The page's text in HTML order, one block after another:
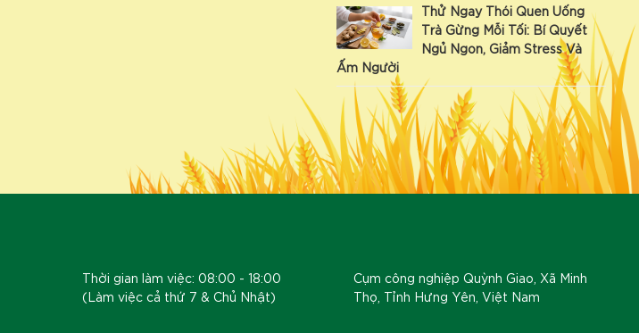
Thử Ngay Thói Quen Uống
Trà Gừng Mỗi Tối: Bí Quyết
Ngủ Ngon, Giảm Stress Và
Ấm Người
Thời gian làm việc: 08:00 - 18:00
(Làm việc cả thứ 7 & Chủ Nhật)
Cụm công nghiệp Quỳnh Giao, Xã Minh
Thọ, Tỉnh Hưng Yên, Việt Nam